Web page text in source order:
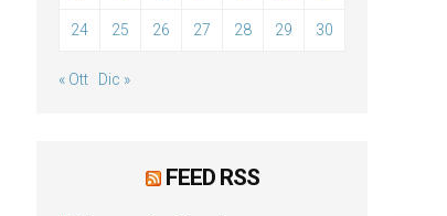
24 25 26 27 28 29 30
« Ott Dic »
FEED RSS